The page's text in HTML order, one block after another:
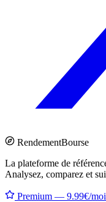
RendementBourse
La plateforme de
Analysez, comparez et
Premium — 9.99€/